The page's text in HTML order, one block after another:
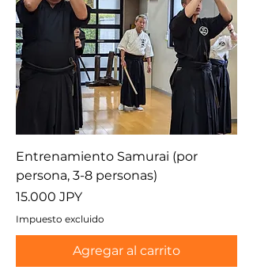
Entrenamiento Samurai (por
persona, 3-8 personas)
Precio
15.000 JPY
Impuesto excluido
Agregar al carrito